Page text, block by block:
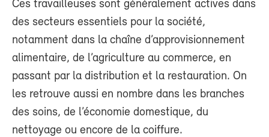
Ces travailleuses sont généralement actives dans
des secteurs essentiels pour la société,
notamment dans la chaîne d’approvisionnement
alimentaire, de l’agriculture au commerce, en
passant par la distribution et la restauration. On
les retrouve aussi en nombre dans les branches
des soins, de l’économie domestique, du
nettoyage ou encore de la coiffure.